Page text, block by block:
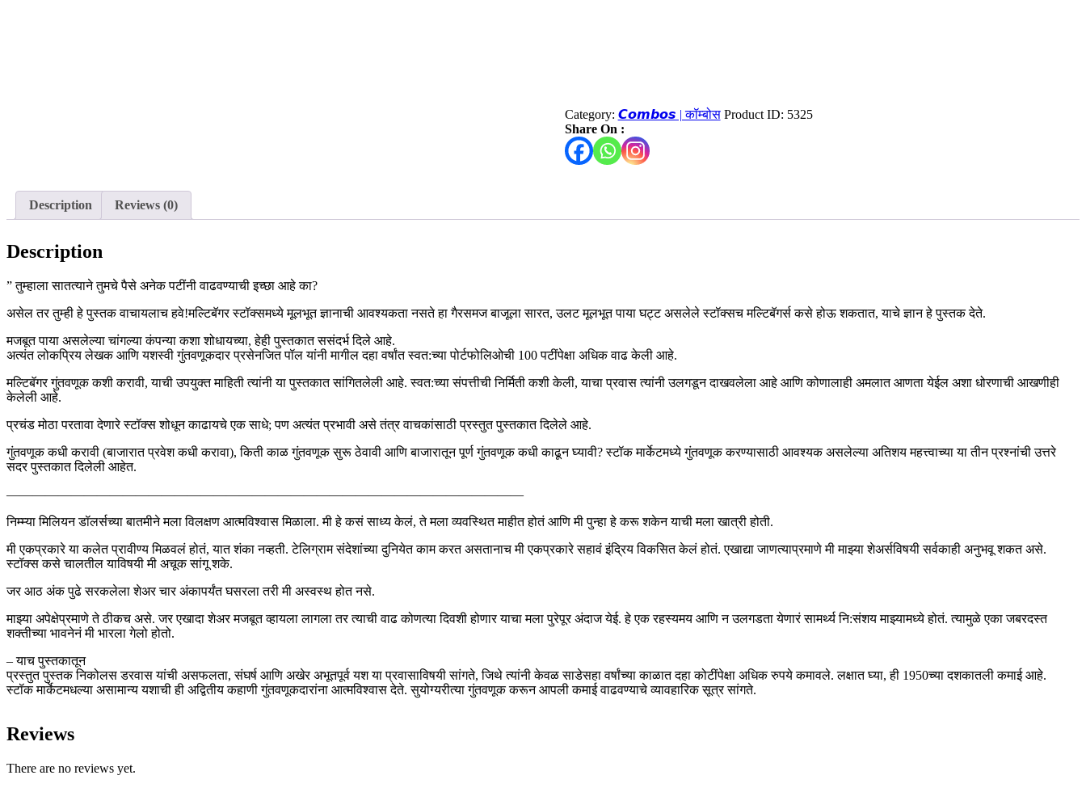
Category: 𝘾𝙤𝙢𝙗𝙤𝙨 | कॉम्बोस Product ID: 5325
Share On :
Description Reviews (0)
Description
” तुम्हाला सातत्याने तुमचे पैसे अनेक पटींनी वाढवण्याची इच्छा आहे का?
असेल तर तुम्ही हे पुस्तक वाचायलाच हवे!मल्टिबॅगर स्टॉक्समध्ये मूलभूत ज्ञानाची आवश्यकता नसते हा गैरसमज बाजूला सारत, उलट मूलभूत पाया घट्ट असलेले स्टॉक्सच मल्टिबॅगर्स कसे होऊ शकतात, याचे ज्ञान हे पुस्तक देते.
मजबूत पाया असलेल्या चांगल्या कंपन्या कशा शोधायच्या, हेही पुस्तकात ससंदर्भ दिले आहे.
अत्यंत लोकप्रिय लेखक आणि यशस्वी गुंतवणूकदार प्रसेनजित पॉल यांनी मागील दहा वर्षांत स्वत:च्या पोर्टफोलिओची 100 पटींपेक्षा अधिक वाढ केली आहे.
मल्टिबॅगर गुंतवणूक कशी करावी, याची उपयुक्त माहिती त्यांनी या पुस्तकात सांगितलेली आहे. स्वत:च्या संपत्तीची निर्मिती कशी केली, याचा प्रवास त्यांनी उलगडून दाखवलेला आहे आणि कोणालाही अमलात आणता येईल अशा धोरणाची आखणीही
केलेली आहे.
प्रचंड मोठा परतावा देणारे स्टॉक्स शोधून काढायचे एक साधे; पण अत्यंत प्रभावी असे तंत्र वाचकांसाठी प्रस्तुत पुस्तकात दिलेले आहे.
गुंतवणूक कधी करावी (बाजारात प्रवेश कधी करावा), किती काळ गुंतवणूक सुरू ठेवावी आणि बाजारातून पूर्ण गुंतवणूक कधी काढून घ्यावी? स्टॉक मार्केटमध्ये गुंतवणूक करण्यासाठी आवश्यक असलेल्या अतिशय महत्त्वाच्या या तीन प्रश्नांची उत्तरे
सदर पुस्तकात दिलेली आहेत.
————————————————————————————————————————
निम्म्या मिलियन डॉलर्सच्या बातमीने मला विलक्षण आत्मविश्वास मिळाला. मी हे कसं साध्य केलं, ते मला व्यवस्थित माहीत होतं आणि मी पुन्हा हे करू शकेन याची मला खात्री होती.
मी एकप्रकारे या कलेत प्रावीण्य मिळवलं होतं, यात शंका नव्हती. टेलिग्राम संदेशांच्या दुनियेत काम करत असतानाच मी एकप्रकारे सहावं इंद्रिय विकसित केलं होतं. एखाद्या जाणत्याप्रमाणे मी माझ्या शेअर्सविषयी सर्वकाही अनुभवू शकत असे.
स्टॉक्स कसे चालतील याविषयी मी अचूक सांगू शके.
जर आठ अंक पुढे सरकलेला शेअर चार अंकापर्यंत घसरला तरी मी अस्वस्थ होत नसे.
माझ्या अपेक्षेप्रमाणे ते ठीकच असे. जर एखादा शेअर मजबूत व्हायला लागला तर त्याची वाढ कोणत्या दिवशी होणार याचा मला पुरेपूर अंदाज येई. हे एक रहस्यमय आणि न उलगडता येणारं सामर्थ्य नि:संशय माझ्यामध्ये होतं. त्यामुळे एका जबरदस्त
शक्तीच्या भावनेनं मी भारला गेलो होतो.
– याच पुस्तकातून
प्रस्तुत पुस्तक निकोलस डरवास यांची असफलता, संघर्ष आणि अखेर अभूतपूर्व यश या प्रवासाविषयी सांगते, जिथे त्यांनी केवळ साडेसहा वर्षांच्या काळात दहा कोटींपेक्षा अधिक रुपये कमावले. लक्षात घ्या, ही 1950च्या दशकातली कमाई आहे.
स्टॉक मार्केटमधल्या असामान्य यशाची ही अद्वितीय कहाणी गुंतवणूकदारांना आत्मविश्वास देते. सुयोग्यरीत्या गुंतवणूक करून आपली कमाई वाढवण्याचे व्यावहारिक सूत्र सांगते.
Reviews
There are no reviews yet.